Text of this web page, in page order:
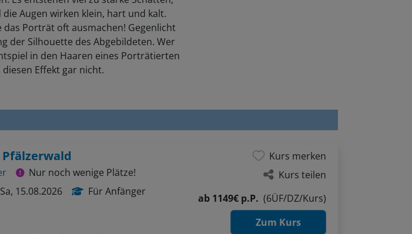
Augen wirken klein, hart und kalt.
Porträt oft ausmachen! Gegenlicht
der Silhouette des Abgebildeten. Wer
in den Haaren eines Porträtierten
Effekt gar nicht.
Nur noch wenige Plätze!
15.08.2026
Für Anfänger
Kurs merken
Kurs teilen
ab 1149€ p.P.
(6ÜF/DZ/Kurs)
Zum Kurs